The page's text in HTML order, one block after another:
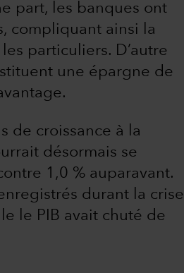
part, les banques ont
compliquant ainsi la
particuliers. D’autre
une épargne de
de croissance à la
désormais se
1,0 % auparavant.
durant la crise
le PIB avait chuté de